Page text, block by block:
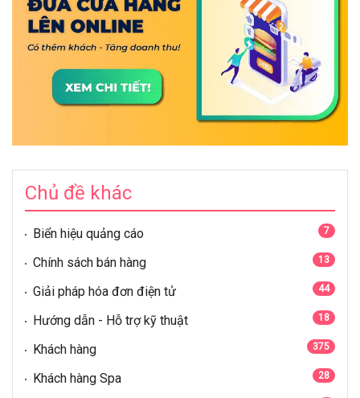
Chủ đề khác
Biển hiệu quảng cáo 7
Chính sách bán hàng 13
Giải pháp hóa đơn điện tử 44
Hướng dẫn - Hỗ trợ kỹ thuật 18
Khách hàng 375
Khách hàng Spa 28